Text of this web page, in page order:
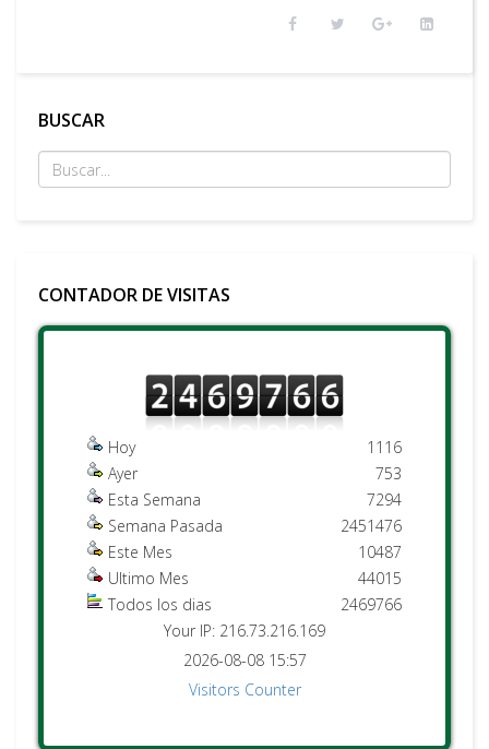
BUSCAR
CONTADOR DE VISITAS
Hoy
Ayer
Esta Semana
Semana Pasada
Este Mes
Ultimo Mes
Todos los dias
1116
753
7294
2451476
10487
44015
2469766
Your IP: 216.73.216.169
2026-08-08 15:57
Visitors Counter